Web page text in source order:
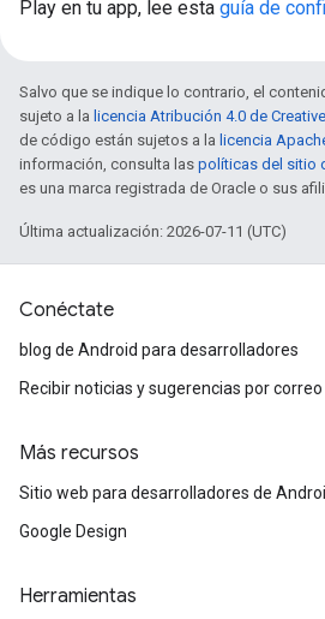
Play en tu app, lee esta guía de
Salvo que se indique lo contrario, el
sujeto a la licencia Atribución 4.0 de
de código están sujetos a la licencia
información, consulta las políticas del sitio
es una marca registrada de Oracle o sus
Última actualización: 2026-07-11 (UTC)
Conéctate
blog de Android para desarrolladores
Recibir noticias y sugerencias por
Más recursos
Sitio web para desarrolladores de
Google Design
Herramientas